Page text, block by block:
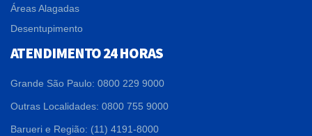
Áreas Alagadas
Desentupimento
ATENDIMENTO 24 HORAS
Grande São Paulo: 0800 229 9000
Outras Localidades: 0800 755 9000
Barueri e Região: (11) 4191-8000